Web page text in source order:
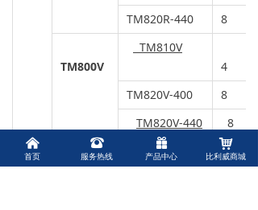
TM820R-440
8
TM800V
TM810V
4
TM820V-400
8
TM820V-440
8
TM800K
TM820K-400
8
낀
首页
뀰
服务热线
끣
产品中心
낙
比利威商城